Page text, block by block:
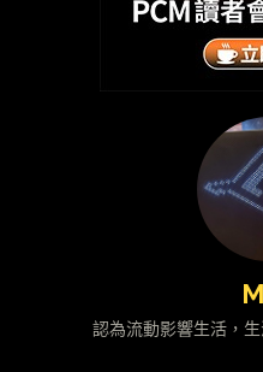
認為流動影響生活，